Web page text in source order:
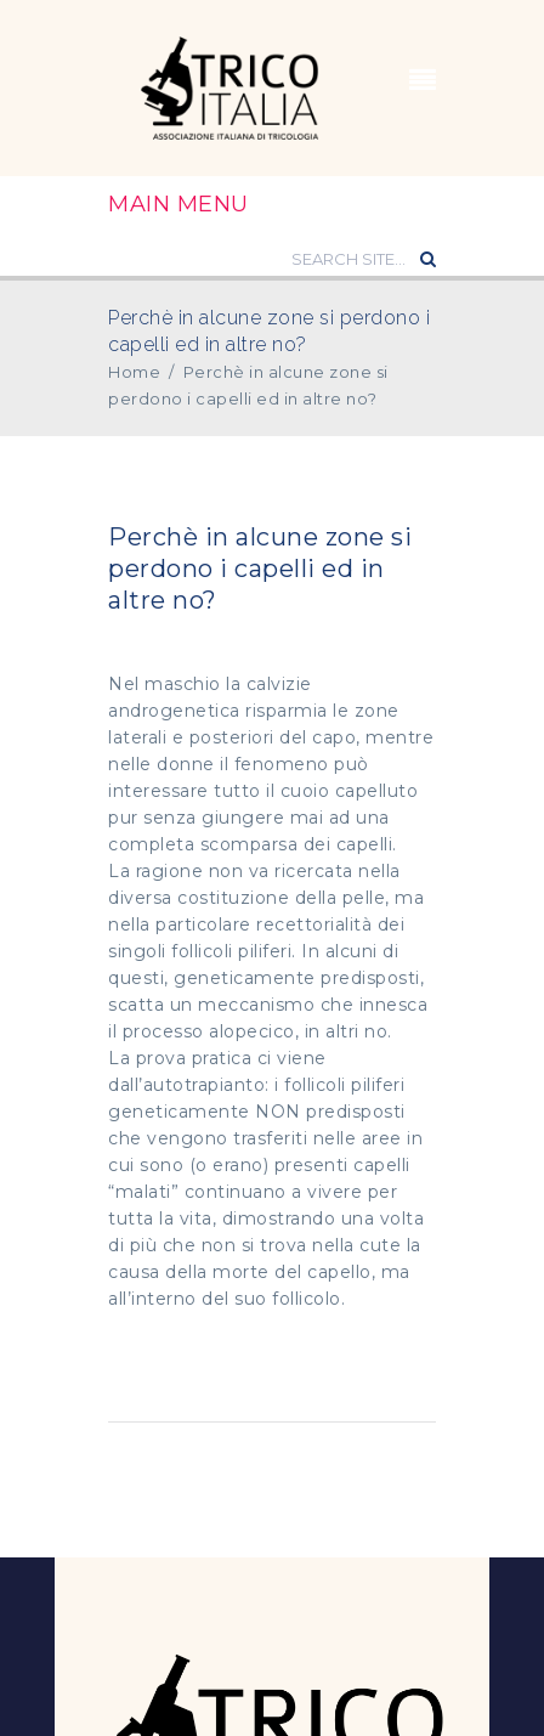
MAIN MENU
Perchè in alcune zone si perdono i
capelli ed in altre no?
Home / Perchè in alcune zone si
perdono i capelli ed in altre no?
Perchè in alcune zone si
perdono i capelli ed in
altre no?
Nel maschio la calvizie
androgenetica risparmia le zone
laterali e posteriori del capo, mentre
nelle donne il fenomeno può
interessare tutto il cuoio capelluto
pur senza giungere mai ad una
completa scomparsa dei capelli.
La ragione non va ricercata nella
diversa costituzione della pelle, ma
nella particolare recettorialità dei
singoli follicoli piliferi. In alcuni di
questi, geneticamente predisposti,
scatta un meccanismo che innesca
il processo alopecico, in altri no.
La prova pratica ci viene
dall’autotrapianto: i follicoli piliferi
geneticamente NON predisposti
che vengono trasferiti nelle aree in
cui sono (o erano) presenti capelli
“malati” continuano a vivere per
tutta la vita, dimostrando una volta
di più che non si trova nella cute la
causa della morte del capello, ma
all’interno del suo follicolo.